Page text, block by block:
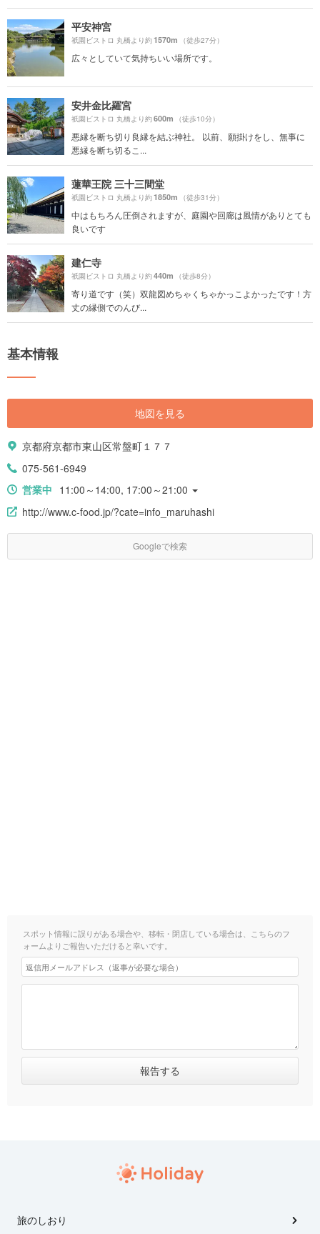
平安神宮
祇園ビストロ 丸橋より約1570m （徒歩27分）
広々としていて気持ちいい場所です。
安井金比羅宮
祇園ビストロ 丸橋より約600m （徒歩10分）
悪縁を断ち切り良縁を結ぶ神社。 以前、願掛けをし、無事に
悪縁を断ち切るこ...
蓮華王院 三十三間堂
祇園ビストロ 丸橋より約1850m （徒歩31分）
中はもちろん圧倒されますが、庭園や回廊は風情がありとても
良いです
建仁寺
祇園ビストロ 丸橋より約440m （徒歩8分）
寄り道です（笑）双龍図めちゃくちゃかっこよかったです！方
丈の縁側でのんび...
基本情報
地図を見る
京都府京都市東山区常盤町１７７
075-561-6949
営業中 11:00～14:00, 17:00～21:00
http://www.c-food.jp/?cate=info_maruhashi
Googleで検索
スポット情報に誤りがある場合や、移転・閉店している場合は、こちらのフ
ォームよりご報告いただけると幸いです。
旅のしおり